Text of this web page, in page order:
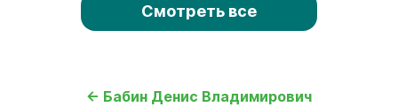
Смотреть все
← Бабин Денис Владимирович